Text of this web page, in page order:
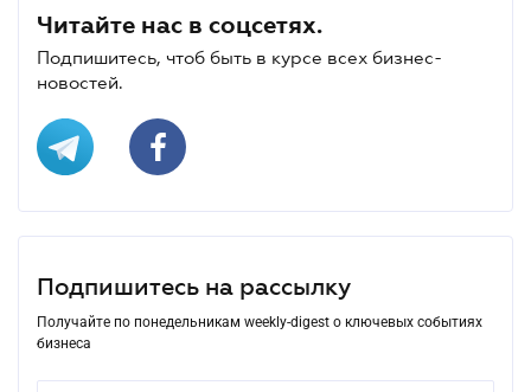
Читайте нас в соцсетях.
Подпишитесь, чтоб быть в курсе всех бизнес-
новостей.
Подпишитесь на рассылку
Получайте по понедельникам weekly-digest о ключевых событиях
бизнеса